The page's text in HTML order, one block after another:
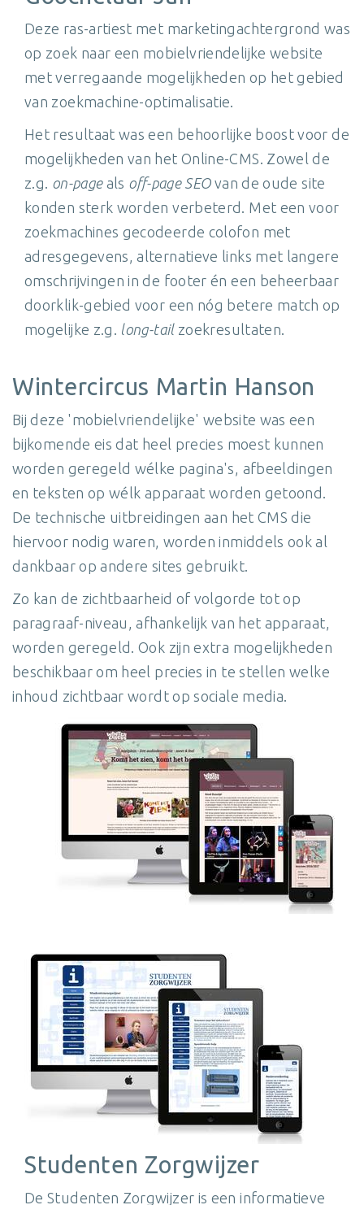
Deze ras-artiest met marketingachtergrond was
op zoek naar een mobielvriendelijke website
met verregaande mogelijkheden op het gebied
van zoekmachine-optimalisatie.
Het resultaat was een behoorlijke boost voor de
mogelijkheden van het Online-CMS. Zowel de
z.g. on-pageals off-page SEOvan de oude site
konden sterk worden verbeterd. Met een voor
zoekmachines gecodeerde colofon met
adresgegevens, alternatieve links met langere
omschrijvingen in de footer én een beheerbaar
doorklik-gebied voor een nóg betere match op
mogelijke z.g. long-tailzoekresultaten.
Wintercircus Martin Hanson
Bij deze 'mobielvriendelijke' website was een
bijkomende eis dat heel precies moest kunnen
worden geregeld wélke pagina's, afbeeldingen
en teksten op wélk apparaat worden getoond.
De technische uitbreidingen aan het CMS die
hiervoor nodig waren, worden inmiddels ook al
dankbaar op andere sites gebruikt.
Zo kan de zichtbaarheid of volgorde tot op
paragraaf-niveau, afhankelijk van het apparaat,
worden geregeld. Ook zijn extra mogelijkheden
beschikbaar om heel precies in te stellen welke
inhoud zichtbaar wordt op sociale media.
Studenten Zorgwijzer
De Studenten Zorgwijzer is een informatieve